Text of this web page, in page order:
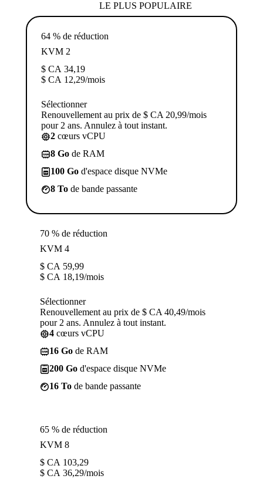
LE PLUS POPULAIRE
64 % de réduction
KVM 2
$ CA 34,19
$ CA 12,29/mois
Sélectionner
Renouvellement au prix de $ CA 20,99/mois
pour 2 ans. Annulez à tout instant.
2 cœurs vCPU
8 Go de RAM
100 Go d'espace disque NVMe
8 To de bande passante
70 % de réduction
KVM 4
$ CA 59,99
$ CA 18,19/mois
Sélectionner
Renouvellement au prix de $ CA 40,49/mois
pour 2 ans. Annulez à tout instant.
4 cœurs vCPU
16 Go de RAM
200 Go d'espace disque NVMe
16 To de bande passante
65 % de réduction
KVM 8
$ CA 103,29
$ CA 36,29/mois